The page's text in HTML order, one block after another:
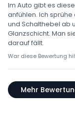
Im Auto gibt es
anfühlen. Ich sprühe
und Schalthebel ab
Glanzschicht. Man
darauf fällt.
War diese Bewertung
Mehr